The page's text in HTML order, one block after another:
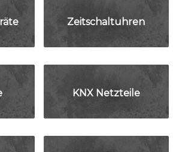
Zeitschaltuhren
KNX Netzteile